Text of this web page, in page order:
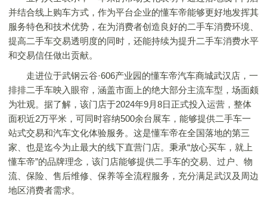
并结合线上购车方式，作为平台企业的懂车帝能够更好地发挥其
服务特色和技术优势，在为消费者创造良好的二手车消费环境、
提高二手车交易透明度的同时，还能持续为提升二手车消费水平
和交易信任做出贡献。
走进位于武钢云谷·606产业园的懂车帝汽车商城武汉店，一
排排二手车映入眼帘，涵盖市面上的绝大部分主流车型，场面颇
为壮观。据了解，该门店于2024年9月8日正式投入运营，整体
面积近2万平米，可同时容纳500余台展车，能够提供二手车一
站式交易和汽车文化体验服务。这是懂车帝在全国落地的第三
家、也是迄今为止最大的线下直营门店。秉承“放心买车，就上
懂车帝”的品牌理念，该门店能够提供二手车的交易、过户、物
流、保险、售后维修、保养等全流程服务，充分满足武汉及周边
地区消费者需求。